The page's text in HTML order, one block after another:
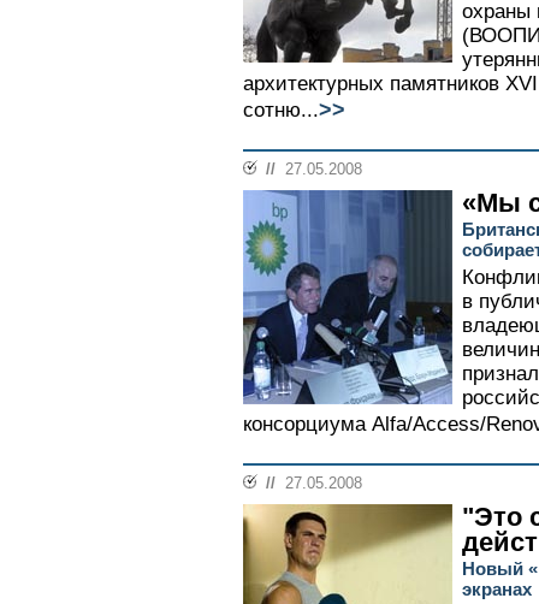
охраны
архитектурных памятников
сотню...>>
// 27.05.2008
«Мы
в
консорциума Alfa/Access/
// 27.05.2008
"Это
Новый
экранах